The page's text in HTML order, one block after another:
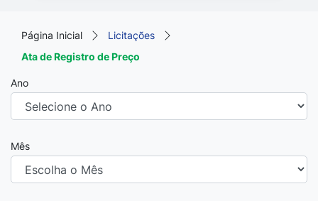
Página Inicial
Licitações
Ata de Registro de Preço
Ano
Mês